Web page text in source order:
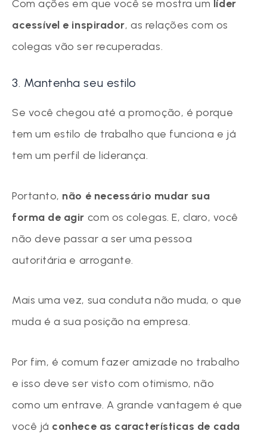
Com ações em que você se mostra um líder
acessível e inspirador, as relações com os
colegas vão ser recuperadas.
3. Mantenha seu estilo
Se você chegou até a promoção, é porque
tem um estilo de trabalho que funciona e já
tem um perfil de liderança.
Portanto, não é necessário mudar sua
forma de agir com os colegas. E, claro, você
não deve passar a ser uma pessoa
autoritária e arrogante.
Mais uma vez, sua conduta não muda, o que
muda é a sua posição na empresa.
Por fim, é comum fazer amizade no trabalho
e isso deve ser visto com otimismo, não
como um entrave. A grande vantagem é que
você já conhece as características de cada